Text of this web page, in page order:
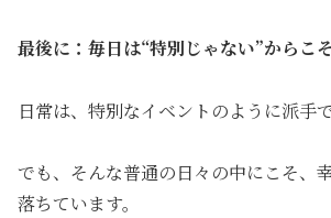
最後に：毎日は“特別じゃない”からこ
日常は、特別なイベントのように派手
でも、そんな普通の日々の中にこそ、
落ちています。